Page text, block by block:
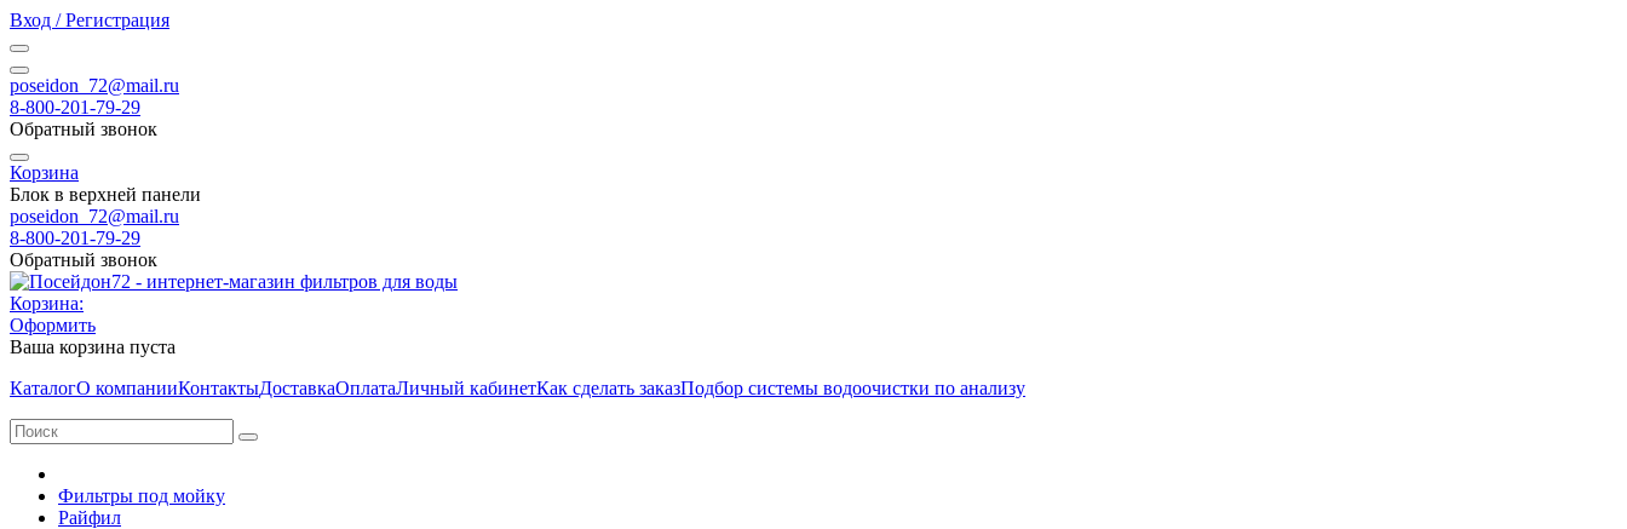
Вход / Регистрация
poseidon_72@mail.ru
8-800-201-79-29
Обратный звонок
Корзина
Блок в верхней панели
poseidon_72@mail.ru
8-800-201-79-29
Обратный звонок
Корзина:
Оформить
Ваша корзина пуста
КаталогО компанииКонтактыДоставкаОплатаЛичный кабинетКак сделать заказПодбор системы водоочистки по анализу
Фильтры под мойку
Райфил